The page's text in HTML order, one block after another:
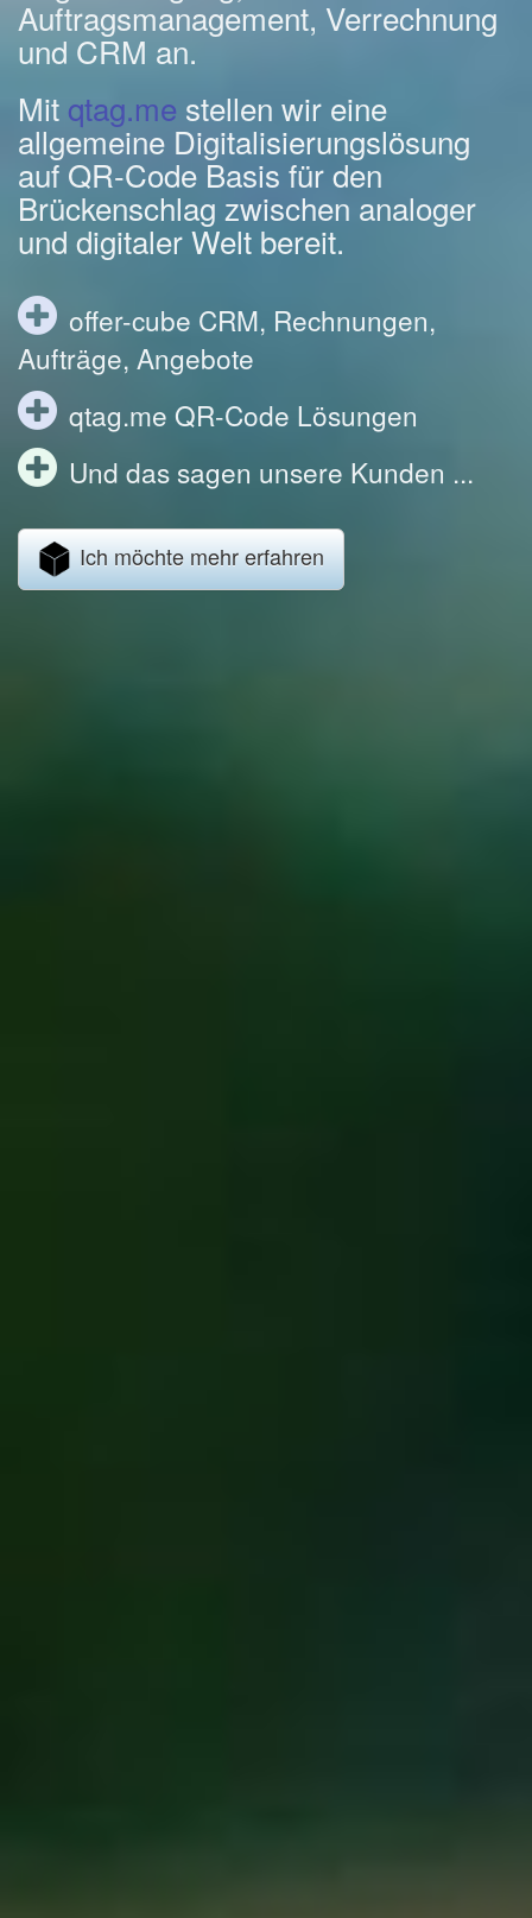
Auftragsmanagement, Verrechnung
und CRM an.
Mit qtag.me stellen wir eine
allgemeine Digitalisierungslösung
auf QR-Code Basis für den
Brückenschlag zwischen analoger
und digitaler Welt bereit.
offer-cube CRM, Rechnungen,
Aufträge, Angebote
qtag.me QR-Code Lösungen
Und das sagen unsere Kunden ...
Ich möchte mehr erfahren